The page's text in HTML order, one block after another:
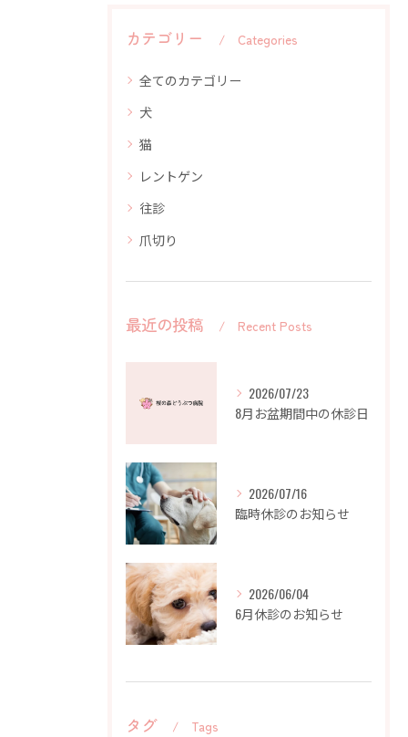
カテゴリー Categories
全てのカテゴリー
犬
猫
レントゲン
往診
爪切り
最近の投稿 Recent Posts
2026/07/23
8月お盆期間中の休診日
2026/07/16
臨時休診のお知らせ
2026/06/04
6月休診のお知らせ
タグ Tags